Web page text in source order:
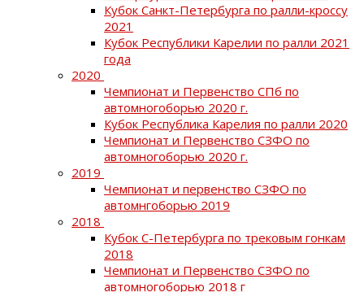
Кубок Санкт-Петербурга по ралли-кроссу
2021
Кубок Республики Карелии по ралли 2021
года
2020
Чемпионат и Первенство СПб по
автомногоборью 2020 г.
Кубок Республика Карелия по ралли 2020
Чемпионат и Первенство СЗФО по
автомногоборью 2020 г.
2019
Чемпионат и первенство СЗФО по
автомнгоборью 2019
2018
Кубок С-Петербурга по трековым гонкам
2018
Чемпионат и Первенство СЗФО по
автомногоборью 2018 г